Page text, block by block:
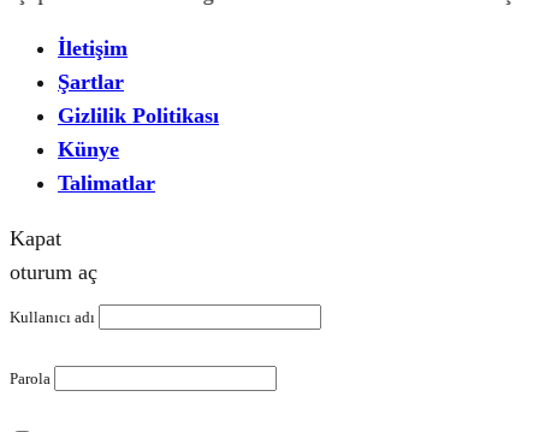
İletişim
Şartlar
Gizlilik Politikası
Künye
Talimatlar
Kapat
oturum aç
Kullanıcı adı
Parola